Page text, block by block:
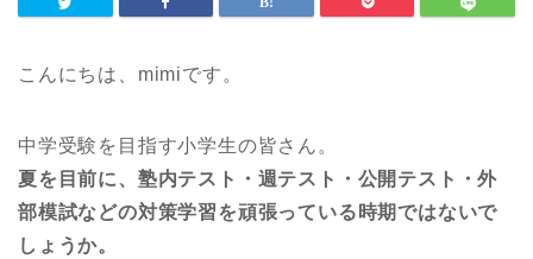
こんにちは、mimiです。
中学受験を目指す小学生の皆さん。
夏を目前に、塾内テスト・週テスト・公開テスト・外
部模試などの対策学習を頑張っている時期ではないで
しょうか。